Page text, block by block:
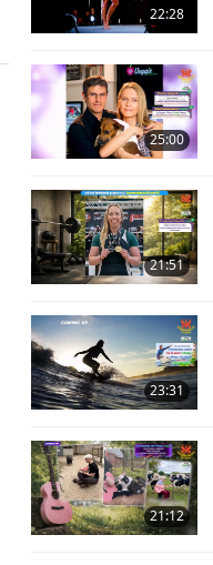
22:28
25:00
21:51
23:31
21:12